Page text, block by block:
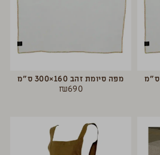
מפה סיומת זהב 160×300 ס״מ
₪690